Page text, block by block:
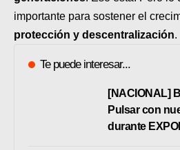
importante para sostener el
protección y descentralización.
Te puede interesar...
[NACIONAL]
Pulsar con
durante